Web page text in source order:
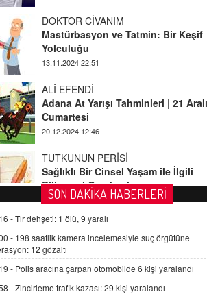
13.11.2024 22:51
ALİ EFENDİ
Adana At Yarışı Tahminleri | 21 Aralık
Cumartesi
20.12.2024 12:46
TUTKUNUN PERİSİ
Sağlıklı Bir Cinsel Yaşam ile İlgili
Bilinmesi Gerekenler
08.11.2024 13:16
FARUK ÖNALAN
Tezkere Onaylanmasaydı…
2 Kasım 2021 Salı 00:11
AV. DOĞAN CAN DOĞAN
Kişisel verilerin korunması ve dijital
hukukun gelişimi
SON DAKİKA HABERLERİ
-Tır dehşeti: 1 ölü, 9 yaralı
- 198 saatlik kamera incelemesiyle suç örgütüne
12 gözaltı
- Polis aracına çarpan otomobilde 6 kişi yaralandı
-Zincirleme trafik kazası: 29 kişi yaralandı